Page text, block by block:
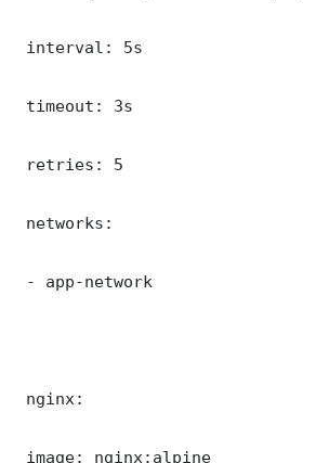
interval: 5s
timeout: 3s
retries: 5
networks:
- app-network
nginx:
image: nginx:alpine